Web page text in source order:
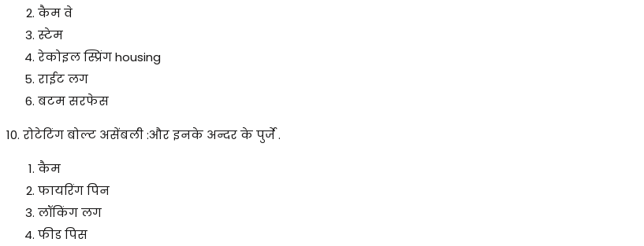
कैम वे
स्टेम
रेकोइल स्प्रिंग housing
राईट लग
बटम सरफेस
10. रोटेटिंग बोल्ट असेंबली :और इनके अन्दर के पुर्जे .
कैम
फायरिंग पिन
लॉकिंग लग
फीड पिस